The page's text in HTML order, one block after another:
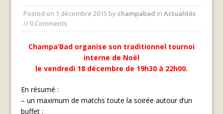
Posted on 1 décembre 2015 by champabad inActualités
// 0 Comments
Champa’Bad organise son traditionnel tournoi
interne de Noël
le vendredi 18 décembre de 19h30 à 22h00.
En résumé :
– un maximum de matchs toute la soirée autour d’un
buffet ;